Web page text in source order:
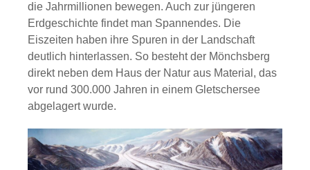
die Jahrmillionen bewegen. Auch zur jüngeren
Erdgeschichte findet man Spannendes. Die
Eiszeiten haben ihre Spuren in der Landschaft
deutlich hinterlassen. So besteht der Mönchsberg
direkt neben dem Haus der Natur aus Material, das
vor rund 300.000 Jahren in einem Gletschersee
abgelagert wurde.